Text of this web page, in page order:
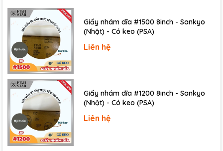
Giấy nhám dĩa #1500 8inch - Sankyo
(Nhật) - Có keo (PSA)
Liên hệ
Giấy nhám dĩa #1200 8inch - Sankyo
(Nhật) - Có keo (PSA)
Liên hệ